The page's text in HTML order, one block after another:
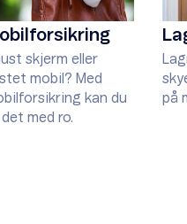
skjerm eller
mobil? Med
kan du
med ro.
på